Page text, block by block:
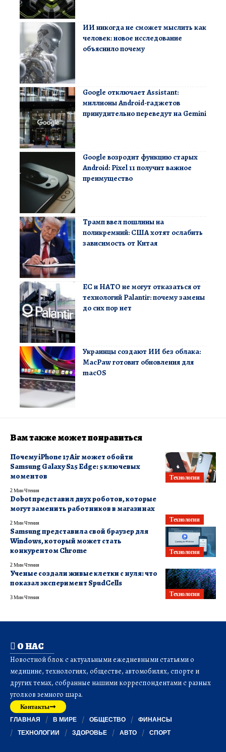
ИИ никогда не сможет мыслить как
человек: новое исследование
объяснило почему
Google отключает Assistant:
миллионы Android-гаджетов
принудительно переведут на Gemini
Google возродит функцию старых
Android: Pixel 11 получит важное
преимущество
Трамп ввел пошлины на
поликремний: США хотят ослабить
зависимость от Китая
ЕС и НАТО не могут отказаться от
технологий Palantir: почему замены
до сих пор нет
Украинцы создают ИИ без облака:
MacPaw готовит обновления для
macOS
Вам также может понравиться
Технологии
Почему iPhone 17 Air может обойти
Samsung Galaxy S25 Edge: 5 ключевых
моментов
2 Мин Чтения
Технологии
Dobot представил двух роботов, которые
могут заменить работников в магазинах
2 Мин Чтения
Технологии
Samsung представила свой браузер для
Windows, который может стать
конкурентом Chrome
2 Мин Чтения
Технологии
Ученые создали живые клетки с нуля: что
показал эксперимент SpudCells
3 Мин Чтения
О НАС
Новостной блок с актуальными ежедневными статьями о
медицине, технологиях, обществе, автомобилях, спорте и
других темах, собранные нашими корреспондентами с разных
уголков земного шара.
Контакты
ГЛАВНАЯ В МИРЕ ОБЩЕСТВО
ФИНАНСЫ
ТЕХНОЛОГИИ
ЗДОРОВЬЕ АВТО СПОРТ